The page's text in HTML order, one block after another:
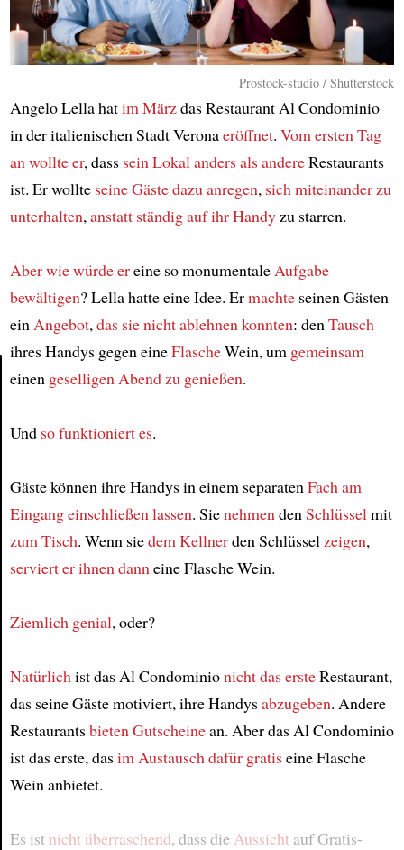
Prostock-studio / Shutterstock
Angelo Lella hatim Märzdas Restaurant Al Condominio
in der italienischen Stadt Veronaeröffnet. Vom ersten Tag
anwollte er, dass sein Lokalanders als andereRestaurants
ist. Er wollte seine Gästedazu anregen, sich miteinander zu
unterhalten,anstatt ständigauf ihr Handyzu starren.
Aber wiewürde ereine so monumentaleAufgabe
bewältigen? Lella hatte eine Idee. Ermachteseinen Gästen
einAngebot,das sie nicht ablehnen konnten: denTausch
ihres Handys gegen eineFlascheWein, um gemeinsam
einen geselligen Abendzu genießen.
Und so funktioniert es.
Gäste können ihre Handys in einem separatenFach am
Eingangeinschließen lassen. SienehmendenSchlüsselmit
zum Tisch. Wenn siedem Kellnerden Schlüsselzeigen,
serviert er ihnendanneine Flasche Wein.
Ziemlich genial, oder?
Natürlichist das Al Condominionicht das ersteRestaurant,
das seine Gäste motiviert, ihre Handysabzugeben. Andere
RestaurantsbietenGutscheinean. Aber das Al Condominio
ist das erste, dasim Austausch dafür gratiseine Flasche
Wein anbietet.
Es ist nicht überraschend, dass die Aussichtauf Gratis-